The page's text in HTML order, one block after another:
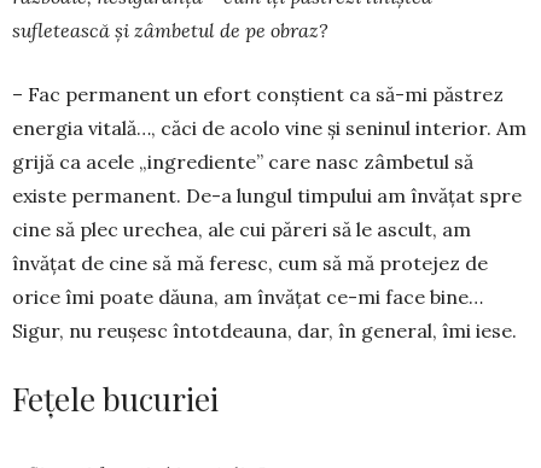
sufletească și zâmbetul de pe obraz?
– Fac permanent un efort conștient ca să-mi păstrez
energia vitală…, căci de acolo vine și seni­nul interior. Am
grijă ca acele „ingrediente” care nasc zâmbetul să
existe permanent. De-a lungul tim­­pului am învățat spre
cine să plec urechea, ale cui păreri să le ascult, am
învățat de cine să mă fe­resc, cum să mă protejez de
orice îmi poate dăuna, am învățat ce-mi face bine…
Sigur, nu reușesc întotdeauna, dar, în general, îmi iese.
Fețele bucuriei